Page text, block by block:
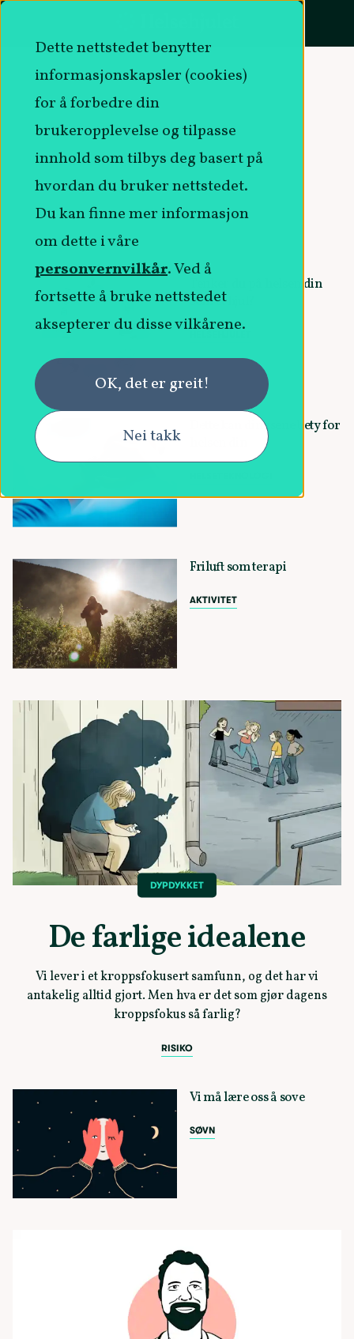
Dette nettstedet benytter
informasjonskapsler (cookies)
for å forbedre din
brukeropplevelse og tilpasse
innhold som tilbys deg basert på
hvordan du bruker nettstedet.
Du kan finne mer informasjon
om dette i våre
personvernvilkår. Ved å
fortsette å bruke nettstedet
aksepterer du disse vilkårene.
OK, det er greit!
Nei takk
Tenker du på helsen din
som et hjul?
Dette kan dingsene bety for
Friluft som terapi
AKTIVITET
DYPDYKKET
De farlige idealene
Vi lever i et kroppsfokusert samfunn, og det har vi
antakelig alltid gjort. Men hva er det som gjør dagens
kroppsfokus så farlig?
RISIKO
Vi må lære oss å sove
SØVN